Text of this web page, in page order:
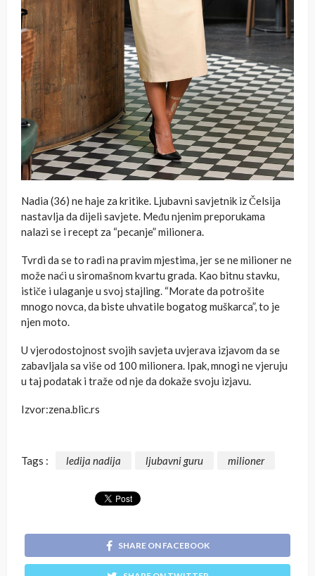
Nadia (36) ne haje za kritike. Ljubavni savjetnik iz Čelsija
nastavlja da dijeli savjete. Među njenim preporukama
nalazi se i recept za “pecanje” milionera.
Tvrdi da se to radi na pravim mjestima, jer se ne milioner ne
može naći u siromašnom kvartu grada. Kao bitnu stavku,
ističe i ulaganje u svoj stajling. “Morate da potrošite
mnogo novca, da biste uhvatile bogatog muškarca”, to je
njen moto.
U vjerodostojnost svojih savjeta uvjerava izjavom da se
zabavljala sa više od 100 milionera. Ipak, mnogi ne vjeruju
u taj podatak i traže od nje da dokaže svoju izjavu.
Izvor:zena.blic.rs
Tags : ledija nadija ljubavni guru milioner
SHARE ON FACEBOOK